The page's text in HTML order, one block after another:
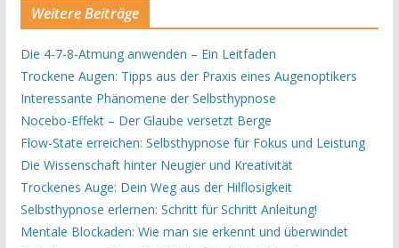
Weitere Beiträge
Die 4-7-8-Atmung anwenden – Ein Leitfaden
Trockene Augen: Tipps aus der Praxis eines Augenoptikers
Interessante Phänomene der Selbsthypnose
Nocebo-Effekt – Der Glaube versetzt Berge
Flow-State erreichen: Selbsthypnose für Fokus und Leistung
Die Wissenschaft hinter Neugier und Kreativität
Trockenes Auge: Dein Weg aus der Hilflosigkeit
Selbsthypnose erlernen: Schritt für Schritt Anleitung!
Mentale Blockaden: Wie man sie erkennt und überwindet